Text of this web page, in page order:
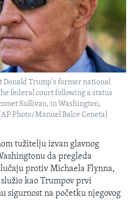
Donald Trump's former national
federal court following a status
Sullivan, in Washington,
Photo/Manuel Balce Ceneta)
tužitelju izvan glavnog
da pregleda
protiv Michaela Flynna,
kao Trumpov prvi
sigurnost na početku njegovog